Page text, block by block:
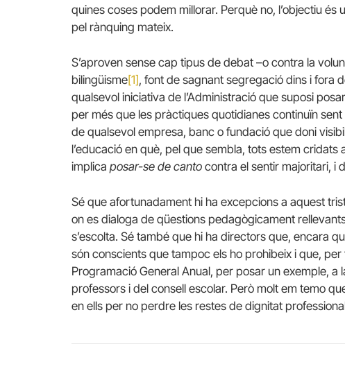
quines coses podem millorar. Perquè no, l’objectiu és
pel rànquing mateix.
S’aproven sense cap tipus de debat –o contra la
bilingüisme[1], font de sagnant segregació dins i fora
qualsevol iniciativa de l’Administració que suposi
per més que les pràctiques quotidianes continuïn
de qualsevol empresa, banc o fundació que doni
l’educació en què, pel que sembla, tots estem
implica posar-se de canto contra el sentir majoritari, i
Sé que afortunadament hi ha excepcions a aquest
on es dialoga de qüestions pedagògicament
s’escolta. Sé també que hi ha directors que, encara
són conscients que tampoc els ho prohibeix i que,
Programació General Anual, per posar un exemple, a
professors i del consell escolar. Però molt em temo
en ells per no perdre les restes de dignitat